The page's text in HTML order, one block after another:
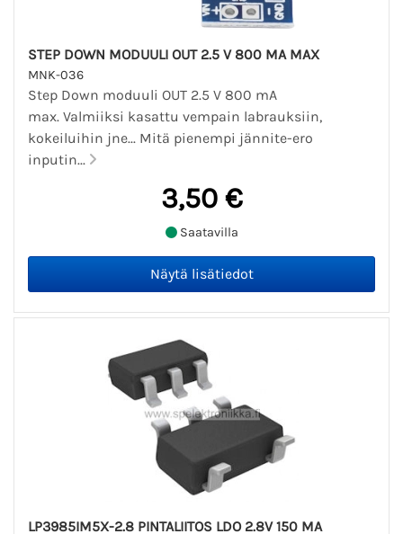
STEP DOWN MODUULI OUT 2.5 V 800 MA MAX
MNK-036
Step Down moduuli OUT 2.5 V 800 mA
max. Valmiiksi kasattu vempain labrauksiin,
kokeiluihin jne... Mitä pienempi jännite-ero
inputin...
3,50 €
Saatavilla
LP3985IM5X-2.8 PINTALIITOS LDO 2.8V 150 MA